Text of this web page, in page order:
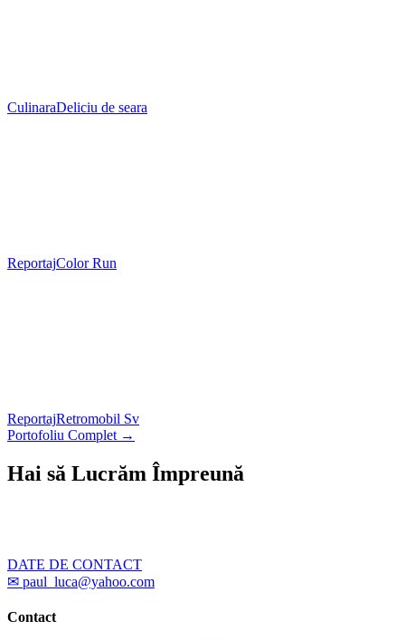
CulinaraDeliciu de seara
ReportajColor Run
ReportajRetromobil Sv
Portofoliu Complet →
Hai să Lucrăm Împreună
DATE DE CONTACT
✉ paul_luca@yahoo.com
Contact